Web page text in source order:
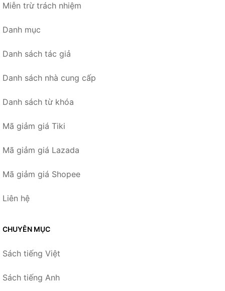
Miễn trừ trách nhiệm
Danh mục
Danh sách tác giả
Danh sách nhà cung cấp
Danh sách từ khóa
Mã giảm giá Tiki
Mã giảm giá Lazada
Mã giảm giá Shopee
Liên hệ
CHUYÊN MỤC
Sách tiếng Việt
Sách tiếng Anh